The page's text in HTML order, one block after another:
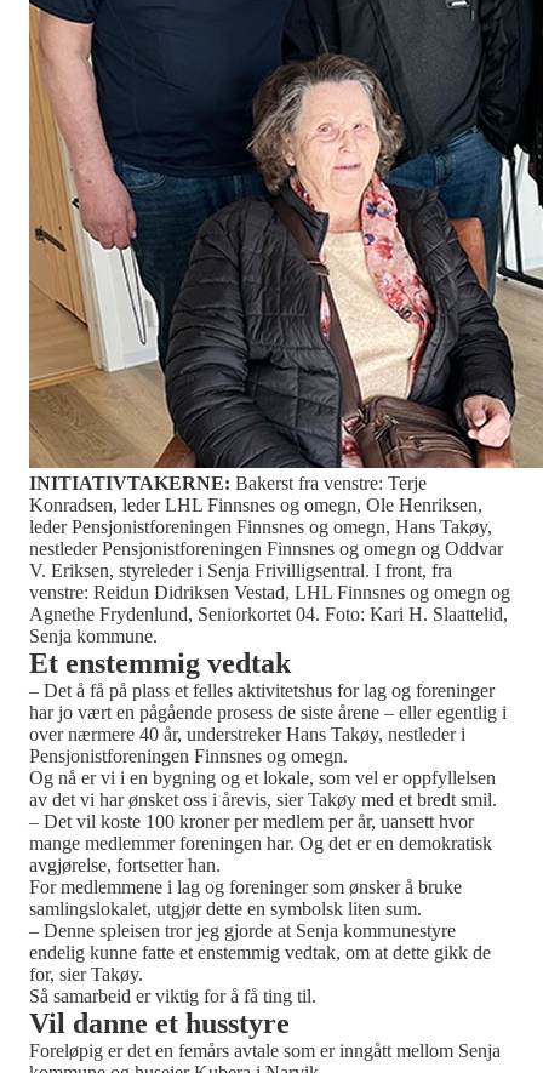
INITIATIVTAKERNE: Bakerst fra venstre: Terje
Konradsen, leder LHL Finnsnes og omegn, Ole Henriksen,
leder Pensjonistforeningen Finnsnes og omegn, Hans Takøy,
nestleder Pensjonistforeningen Finnsnes og omegn og Oddvar
V. Eriksen, styreleder i Senja Frivilligsentral. I front, fra
venstre: Reidun Didriksen Vestad, LHL Finnsnes og omegn og
Agnethe Frydenlund, Seniorkortet 04. Foto: Kari H. Slaattelid,
Senja kommune.
Et enstemmig vedtak
– Det å få på plass et felles aktivitetshus for lag og foreninger
har jo vært en pågående prosess de siste årene – eller egentlig i
over nærmere 40 år, understreker Hans Takøy, nestleder i
Pensjonistforeningen Finnsnes og omegn.
Og nå er vi i en bygning og et lokale, som vel er oppfyllelsen
av det vi har ønsket oss i årevis, sier Takøy med et bredt smil.
– Det vil koste 100 kroner per medlem per år, uansett hvor
mange medlemmer foreningen har. Og det er en demokratisk
avgjørelse, fortsetter han.
For medlemmene i lag og foreninger som ønsker å bruke
samlingslokalet, utgjør dette en symbolsk liten sum.
– Denne spleisen tror jeg gjorde at Senja kommunestyre
endelig kunne fatte et enstemmig vedtak, om at dette gikk de
for, sier Takøy.
Så samarbeid er viktig for å få ting til.
Vil danne et husstyre
Foreløpig er det en femårs avtale som er inngått mellom Senja